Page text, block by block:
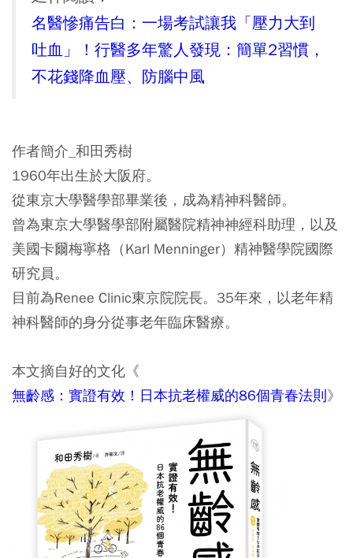
名醫慘痛告白：一場考試讓我「壓力大到
吐血」！行醫多年驚人發現：簡單2習慣，
不花錢降血壓、防腦中風
作者簡介_和田秀樹
1960年出生於大阪府。
從東京大學醫學部畢業後，成為精神科醫師。
曾為東京大學醫學部附屬醫院精神神經科助理，以及
美國卡爾梅寧格（Karl Menninger）精神醫學院國際
研究員。
目前為Renee Clinic東京院院長。35年來，以老年精
神科醫師的身分從事老年臨床醫療。
本文摘自好的文化《
無齡感：實證有效！日本抗老權威的86個青春法則》